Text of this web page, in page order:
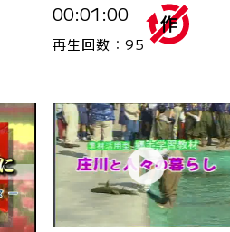
00:01:00
再生回数：95